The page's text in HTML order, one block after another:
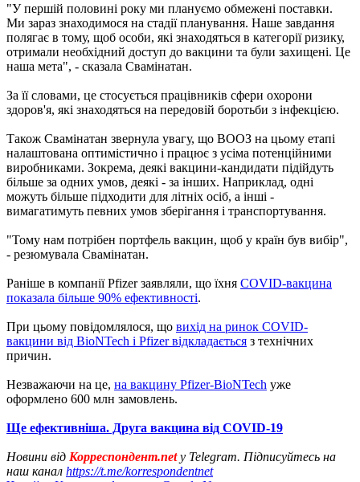
"У першій половині року ми плануємо обмежені поставки.
Ми зараз знаходимося на стадії планування. Наше завдання
полягає в тому, щоб особи, які знаходяться в категорії ризику,
отримали необхідний доступ до вакцини та були захищені. Це
наша мета", - сказала Свамінатан.
За її словами, це стосується працівників сфери охорони
здоров'я, які знаходяться на передовій боротьби з інфекцією.
Також Свамінатан звернула увагу, що ВООЗ на цьому етапі
налаштована оптимістично і працює з усіма потенційними
виробниками. Зокрема, деякі вакцини-кандидати підійдуть
більше за одних умов, деякі - за інших. Наприклад, одні
можуть більше підходити для літніх осіб, а інші -
вимагатимуть певних умов зберігання і транспортування.
"Тому нам потрібен портфель вакцин, щоб у країн був вибір",
- резюмувала Свамінатан.
Раніше в компанії Pfizer заявляли, що їхня COVID-вакцина
показала більше 90% ефективності.
При цьому повідомлялося, що вихід на ринок COVID-
вакцини від BioNTech і Pfizer відкладається з технічних
причин.
Незважаючи на це, на вакцину Pfizer-BioNTech уже
оформлено 600 млн замовлень.
Ще ефективніша. Друга вакцина від COVID-19
Новини від Корреспондент.netу Telegram. Підписуйтесь на
наш канал https://t.me/korrespondentnet